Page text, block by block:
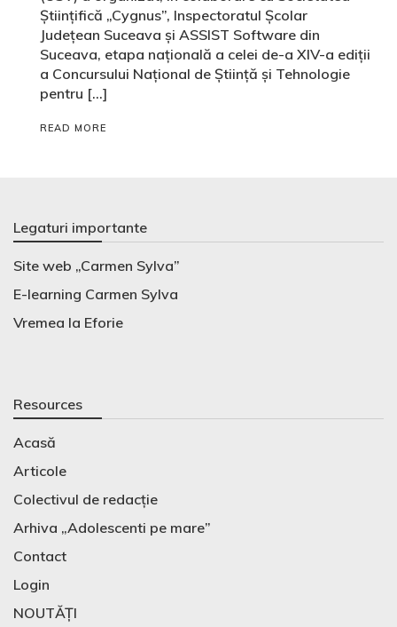
Științifică „Cygnus”, Inspectoratul Școlar
Județean Suceava și ASSIST Software din
Suceava, etapa națională a celei de-a XIV-a ediții
a Concursului Național de Știință și Tehnologie
pentru […]
READ MORE
Legaturi importante
Site web „Carmen Sylva”
E-learning Carmen Sylva
Vremea la Eforie
Resources
Acasă
Articole
Colectivul de redacție
Arhiva „Adolescenti pe mare”
Contact
Login
NOUTĂȚI